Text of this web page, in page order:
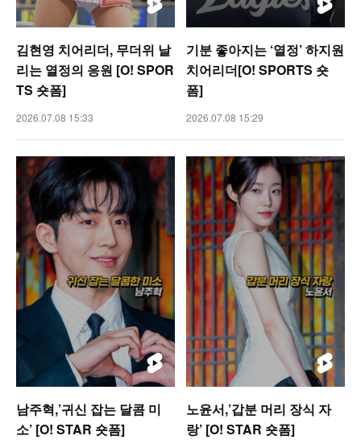
김현영 치어리더, 무더위 날
리는 열정의 응원 [O! SPOR
TS 숏폼]
2026.07.08 15:33
기분 좋아지는 ‘열정’ 하지원
치어리더[O! SPORTS 숏
폼]
2026.07.08 15:29
남주혁,’귀신 잡는 달콤 미
소’ [O! STAR 숏폼]
노윤서,’갑분 머리 장식 자
랑’ [O! STAR 숏폼]